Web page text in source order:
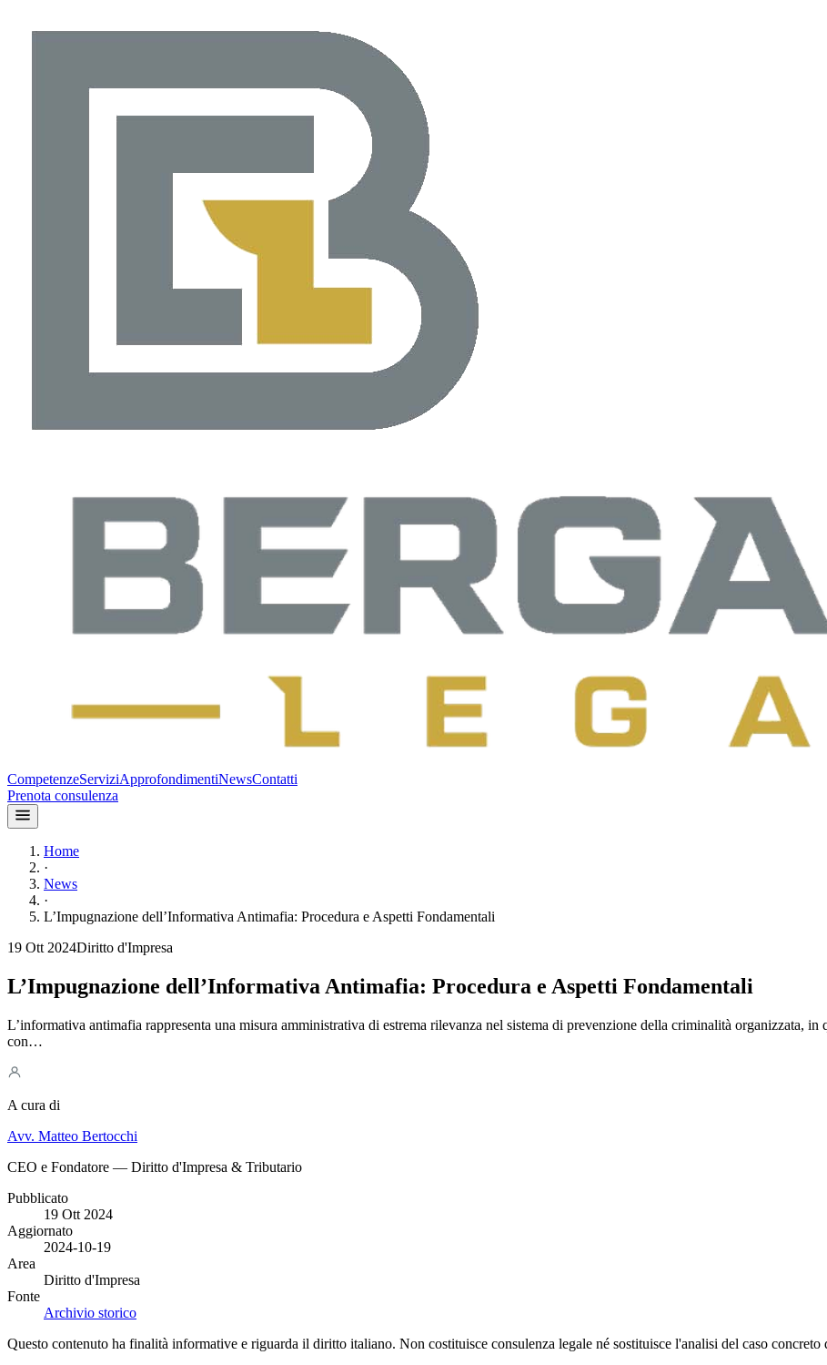
CompetenzeServiziApprofondimentiNewsContatti
Prenota consulenza
Home
·
News
·
L’Impugnazione dell’Informativa Antimafia: Procedura e Aspetti Fondamentali
19 Ott 2024Diritto d'Impresa
L’Impugnazione dell’Informativa Antimafia: Procedura e Aspetti Fondamentali
L’informativa antimafia rappresenta una misura amministrativa di estrema rilevanza nel sistema di prevenzione della criminalità organizzata,
con…
A cura di
Avv. Matteo Bertocchi
CEO e Fondatore — Diritto d'Impresa & Tributario
Pubblicato
19 Ott 2024
Aggiornato
2024-10-19
Area
Diritto d'Impresa
Fonte
Archivio storico
Questo contenuto ha finalità informative e riguarda il diritto italiano. Non costituisce consulenza legale né sostituisce l'analisi del caso concreto